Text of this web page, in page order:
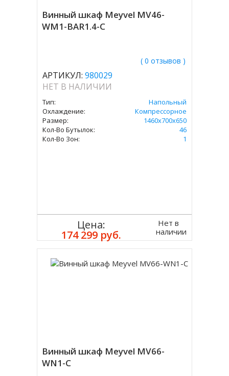
Винный шкаф Meyvel MV46-
WM1-BAR1.4-C
( 0 отзывов )
АРТИКУЛ: 980029
НЕТ В НАЛИЧИИ
Тип:
Напольный
Охлаждение:
Компрессорное
Размер:
1460х700х650
Кол-Во Бутылок:
46
Кол-Во Зон:
1
Цена:
174 299 руб.
Нет в
наличии
Винный шкаф Meyvel MV66-
WN1-C